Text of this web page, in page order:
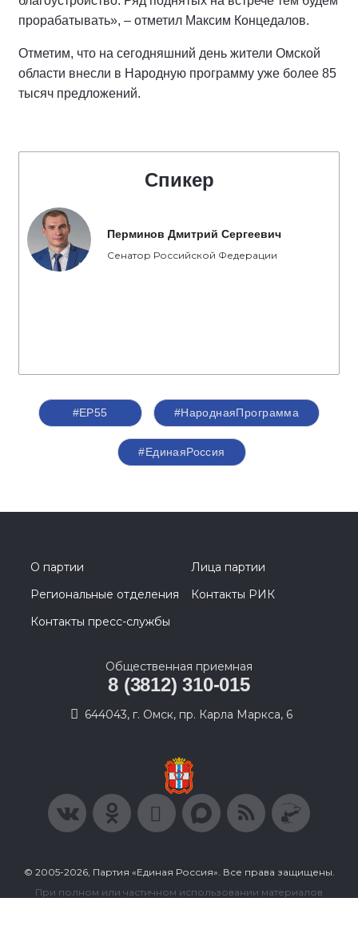
прорабатывать», – отметил Максим Концедалов.
Отметим, что на сегодняшний день жители Омской
области внесли в Народную программу уже более 85
тысяч предложений.
Спикер
Перминов Дмитрий Сергеевич
Сенатор Российской Федерации
#ЕР55 #НароднаяПрограмма
#‎ЕдинаяРоссия
О партии
Лица партии
Региональные отделения
Контакты РИК
Контакты пресс-службы
Общественная приемная
8 (3812) 310-015
644043, г. Омск, пр. Карла Маркса, 6
© 2005-2026, Партия «Единая Россия». Все права защищены.
При полном или частичном использовании материалов